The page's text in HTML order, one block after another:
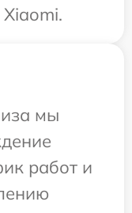
мы
работ и